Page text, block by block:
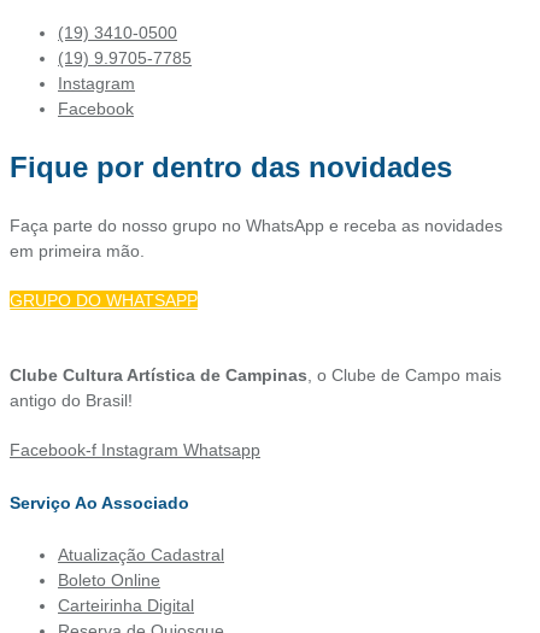
(19) 3410-0500
(19) 9.9705-7785
Instagram
Facebook
Fique por dentro das novidades
Faça parte do nosso grupo no WhatsApp e receba as novidades
em primeira mão.
GRUPO DO WHATSAPP
Clube Cultura Artística de Campinas, o Clube de Campo mais
antigo do Brasil!
Facebook-f Instagram Whatsapp
Serviço Ao Associado
Atualização Cadastral
Boleto Online
Carteirinha Digital